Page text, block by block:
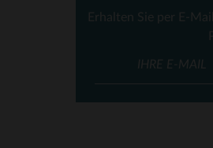
Erhalten Sie per E-